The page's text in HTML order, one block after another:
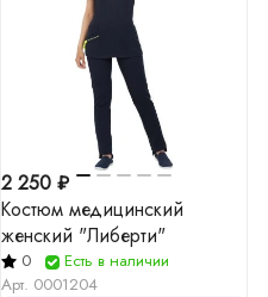
2 250 ₽
Костюм медицинский
женский "Либерти"
0
Есть в наличии
Арт. 0001204